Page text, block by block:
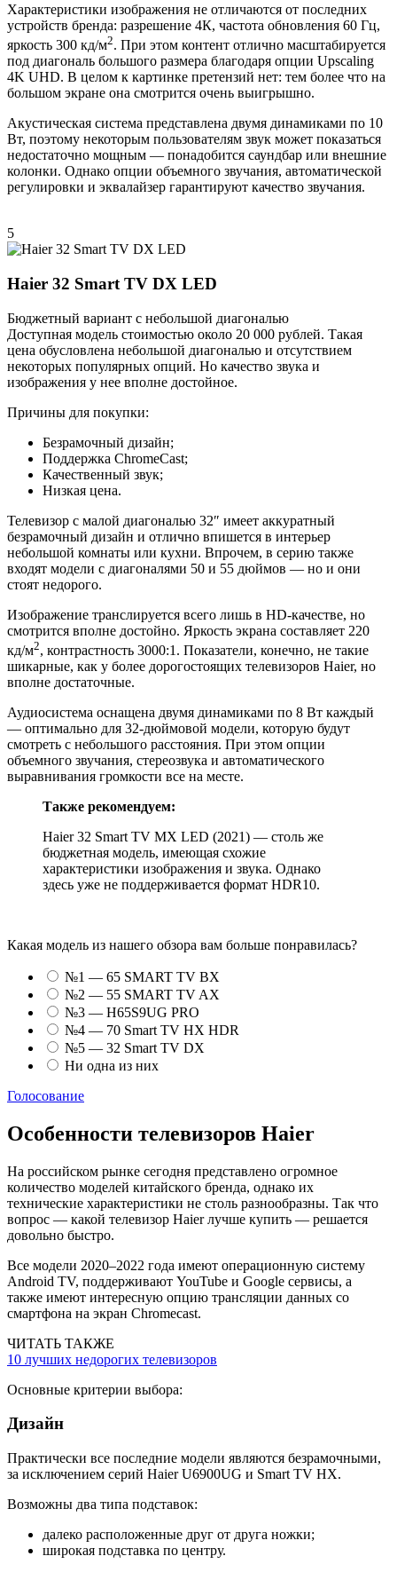
Характеристики изображения не отличаются от последних
устройств бренда: разрешение 4К, частота обновления 60 Гц,
яркость 300 кд/м2. При этом контент отлично масштабируется
под диагональ большого размера благодаря опции Upscaling
4K UHD. В целом к картинке претензий нет: тем более что на
большом экране она смотрится очень выигрышно.
Акустическая система представлена двумя динамиками по 10
Вт, поэтому некоторым пользователям звук может показаться
недостаточно мощным — понадобится саундбар или внешние
колонки. Однако опции объемного звучания, автоматической
регулировки и эквалайзер гарантируют качество звучания.
5
Haier 32 Smart TV DX LED
Бюджетный вариант с небольшой диагональю
Доступная модель стоимостью около 20 000 рублей. Такая
цена обусловлена небольшой диагональю и отсутствием
некоторых популярных опций. Но качество звука и
изображения у нее вполне достойное.
Причины для покупки:
Безрамочный дизайн;
Поддержка ChromeCast;
Качественный звук;
Низкая цена.
Телевизор с малой диагональю 32″ имеет аккуратный
безрамочный дизайн и отлично впишется в интерьер
небольшой комнаты или кухни. Впрочем, в серию также
входят модели с диагоналями 50 и 55 дюймов — но и они
стоят недорого.
Изображение транслируется всего лишь в HD-качестве, но
смотрится вполне достойно. Яркость экрана составляет 220
кд/м2, контрастность 3000:1. Показатели, конечно, не такие
шикарные, как у более дорогостоящих телевизоров Haier, но
вполне достаточные.
Аудиосистема оснащена двумя динамиками по 8 Вт каждый
— оптимально для 32-дюймовой модели, которую будут
смотреть с небольшого расстояния. При этом опции
объемного звучания, стереозвука и автоматического
выравнивания громкости все на месте.
Также рекомендуем:
Haier 32 Smart TV MX LED (2021) — столь же
бюджетная модель, имеющая схожие
характеристики изображения и звука. Однако
здесь уже не поддерживается формат HDR10.
Какая модель из нашего обзора вам больше понравилась?
№1 — 65 SMART TV BX
№2 — 55 SMART TV AX
№3 — H65S9UG PRO
№4 — 70 Smart TV HX HDR
№5 — 32 Smart TV DX
Ни одна из них
Голосование
Особенности телевизоров Haier
На российском рынке сегодня представлено огромное
количество моделей китайского бренда, однако их
технические характеристики не столь разнообразны. Так что
вопрос — какой телевизор Haier лучше купить — решается
довольно быстро.
Все модели 2020–2022 года имеют операционную систему
Android TV, поддерживают YouTube и Google сервисы, а
также имеют интересную опцию трансляции данных со
смартфона на экран Chromecast.
ЧИТАТЬ ТАКЖЕ
10 лучших недорогих телевизоров
Основные критерии выбора:
Дизайн
Практически все последние модели являются безрамочными,
за исключением серий Haier U6900UG и Smart TV HX.
Возможны два типа подставок:
далеко расположенные друг от друга ножки;
широкая подставка по центру.